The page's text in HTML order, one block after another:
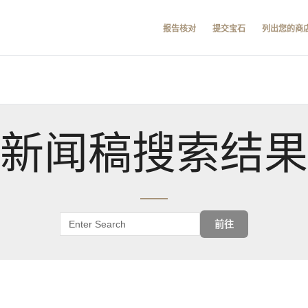
报告核对 提交宝石 列出您的商
新闻稿搜索结果
前往